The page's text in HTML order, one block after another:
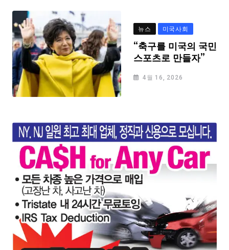
뉴스 미국사회
“축구를 미국의 국민
스포츠로 만들자”
4월 16, 2026